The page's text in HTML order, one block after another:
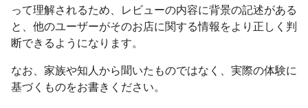
って理解されるため、レビューの内容に背景の記述がある
と、他のユーザーがそのお店に関する情報をより正しく判
断できるようになります。
なお、家族や知人から聞いたものではなく、実際の体験に
基づくものをお書きください。